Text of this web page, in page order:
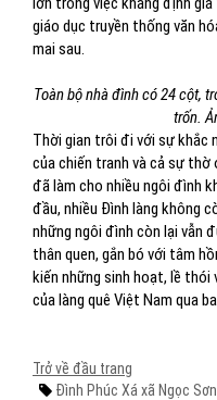
giáo dục truyền thống văn
mai sau.
Toàn bộ nhà đình có 24 cột,
trốn.
Thời gian trôi đi với sự khắc
của chiến tranh và cả sự
đã làm cho nhiều ngôi đình
đầu, nhiều Đình làng không
những ngôi đình còn lại vẫn
thân quen, gắn bó với tâm
kiến những sinh hoạt, lề
của làng quê Việt Nam qua
Trở về đầu trang
Đình Phúc Xá xã Ngọc Sơn